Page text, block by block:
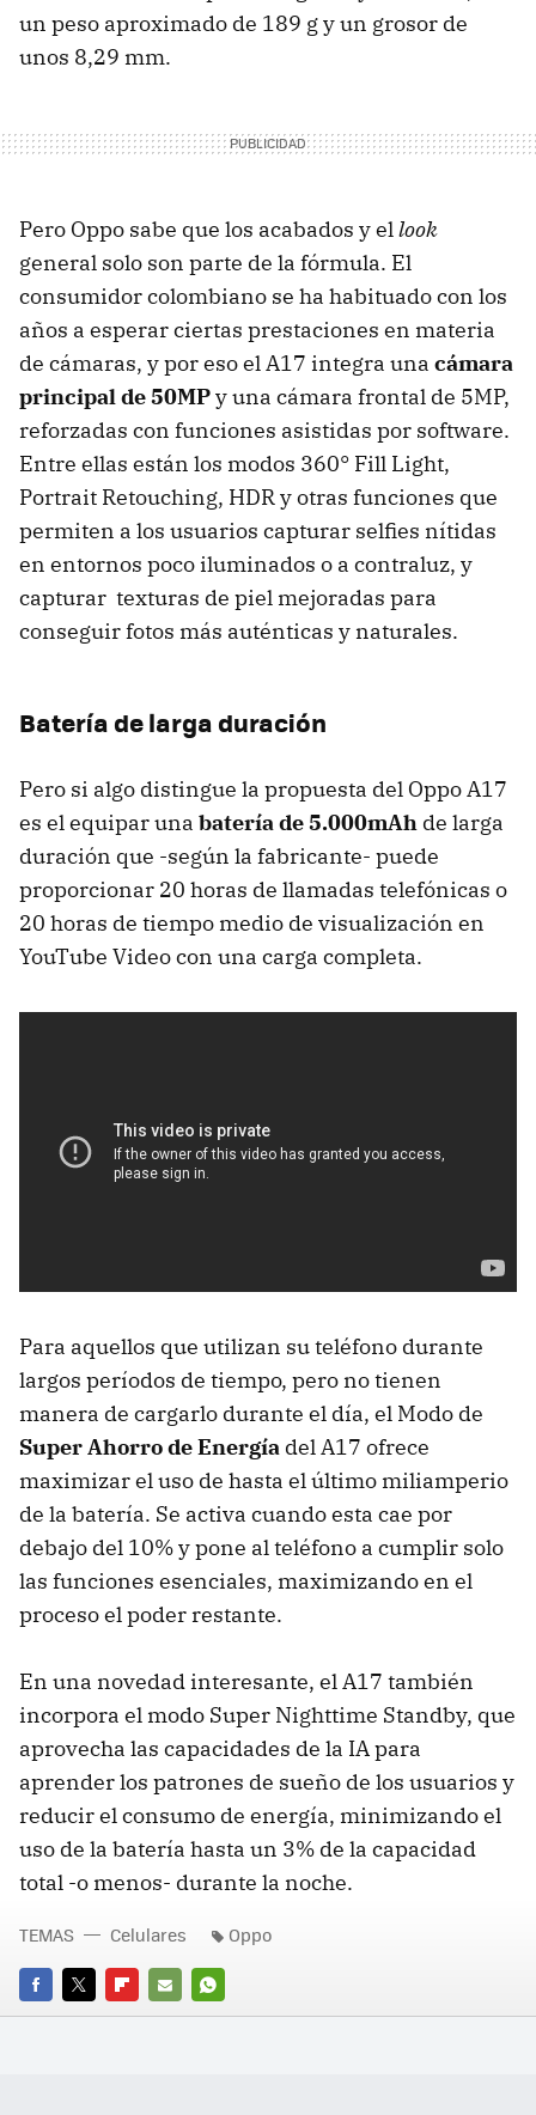
un peso aproximado de 189 g y un grosor de
unos 8,29 mm.
Pero Oppo sabe que los acabados y ellook
general solo son parte de la fórmula. El
consumidor colombiano se ha habituado con los
años a esperar ciertas prestaciones en materia
de cámaras, y por eso el A17 integra una cámara
principal de 50MPy una cámara frontal de 5MP,
reforzadas con funciones asistidas por software.
Entre ellas están los modos 360° Fill Light,
Portrait Retouching, HDR y otras funciones que
permiten a los usuarios capturar selfies nítidas
en entornos poco iluminados o a contraluz, y
capturar texturas de piel mejoradas para
conseguir fotos más auténticas y naturales.
Batería de larga duración
Pero si algo distingue la propuesta del Oppo A17
es el equipar una batería de 5.000mAh de larga
duración que -según la fabricante- puede
proporcionar 20 horas de llamadas telefónicas o
20 horas de tiempo medio de visualización en
YouTube Video con una carga completa.
Para aquellos que utilizan su teléfono durante
largos períodos de tiempo, pero no tienen
manera de cargarlo durante el día, el Modo de
Super Ahorro de Energía del A17 ofrece
maximizar el uso de hasta el último miliamperio
de la batería. Se activa cuando esta cae por
debajo del 10% y pone al teléfono a cumplir solo
las funciones esenciales, maximizando en el
proceso el poder restante.
En una novedad interesante, el A17 también
incorpora el modo Super Nighttime Standby, que
aprovecha las capacidades de la IA para
aprender los patrones de sueño de los usuarios y
reducir el consumo de energía, minimizando el
uso de la batería hasta un 3% de la capacidad
total -o menos- durante la noche.
FACEBOOK
TWITTERFLIPBOARD
E-
WHATSAPP
TEMAS Celulares Oppo